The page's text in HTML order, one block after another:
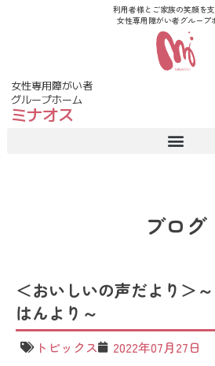
利用者様とご家族の笑顔を
女性専用障がい者グループ
女性専用障がい者
グループホーム
ミナオス
ブログ
＜おいしいの声だより＞
はんより～
トピックス 2022年07月27日